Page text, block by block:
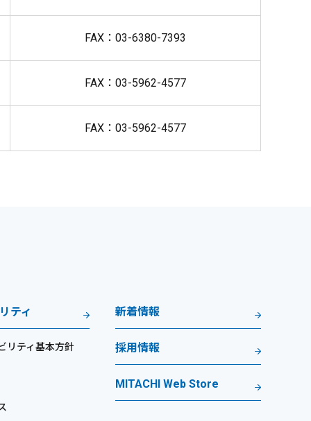
FAX：03-6380-7393
FAX：03-5962-4577
FAX：03-5962-4577
ティ
リティ基本方針
新着情報
採用情報
MITACHI Web Store